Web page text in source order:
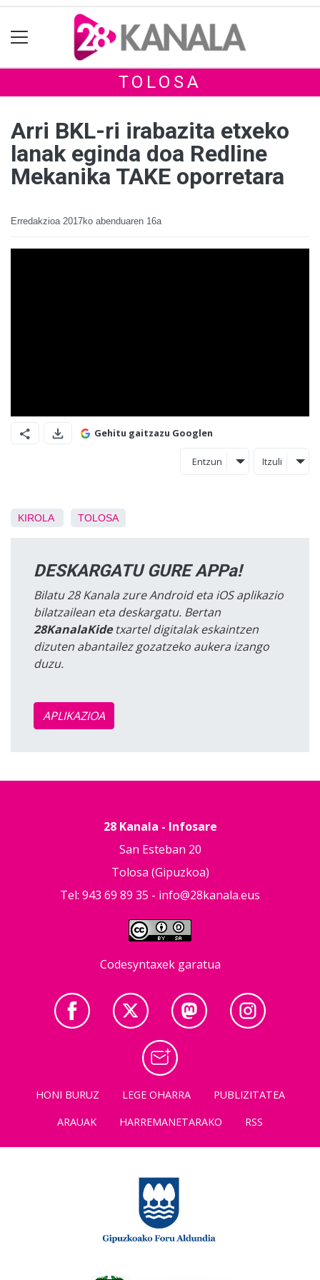
TOLOSA
Arri BKL-ri irabazita etxeko
lanak eginda doa Redline
Mekanika TAKE oporretara
Erredakzioa 2017ko abenduaren 16a
Gehitu gaitzazu Googlen
Entzun Itzuli
KIROLA TOLOSA
DESKARGATU GURE APPa!
Bilatu 28 Kanala zure Android eta iOS aplikazio
bilatzailean eta deskargatu. Bertan
28KanalaKidetxartel digitalak eskaintzen
dizuten abantailez gozatzeko aukera izango
duzu.
APLIKAZIOA
28 Kanala - Infosare
San Esteban 20
Tolosa (Gipuzkoa)
Tel: 943 69 89 35 - info@28kanala.eus
Codesyntaxek garatua
HONI BURUZ LEGE OHARRA
PUBLIZITATEA
ARAUAK
HARREMANETARAKO RSS